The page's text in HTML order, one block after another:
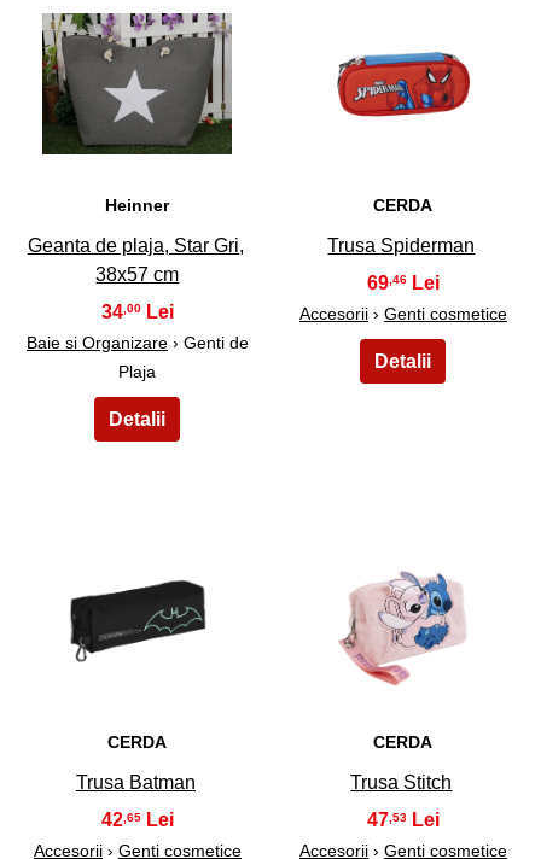
11
Heinner
Geanta de plaja, Star Gri,
38x57 cm
34,00
Baie si Organizare› Genti de
Plaja
12
CERDA
Trusa Spiderman
69,46
Accesorii› Genti cosmetice
13
CERDA
Trusa Batman
42 ,65
Accesorii› Genti cosmetice
14
CERDA
Trusa Stitch
47,53
Accesorii› Genti cosmetice